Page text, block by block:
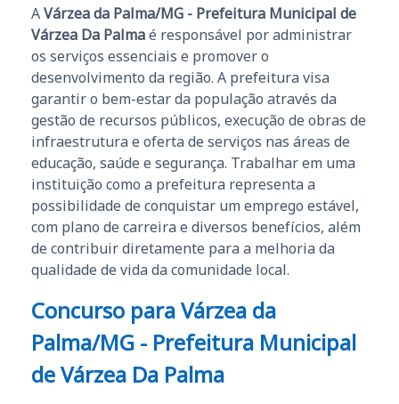
AVárzea da Palma/MG - Prefeitura Municipal de
Várzea Da Palmaé responsável por administrar
os serviços essenciais e promover o
desenvolvimento da região. A prefeitura visa
garantir o bem-estar da população através da
gestão de recursos públicos, execução de obras de
infraestrutura e oferta de serviços nas áreas de
educação, saúde e segurança. Trabalhar em uma
instituição como a prefeitura representa a
possibilidade de conquistar um emprego estável,
com plano de carreira e diversos benefícios, além
de contribuir diretamente para a melhoria da
qualidade de vida da comunidade local.
Concurso para Várzea da
Palma/MG - Prefeitura Municipal
de Várzea Da Palma